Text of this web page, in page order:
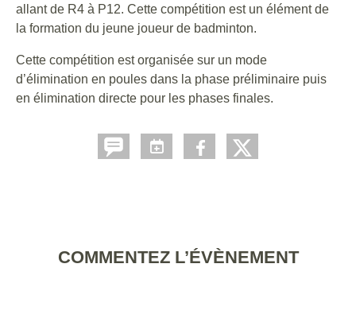
allant de R4 à P12. Cette compétition est un élément de
la formation du jeune joueur de badminton.
Cette compétition est organisée sur un mode
d’élimination en poules dans la phase préliminaire puis
en élimination directe pour les phases finales.
COMMENTEZ L’ÉVÈNEMENT